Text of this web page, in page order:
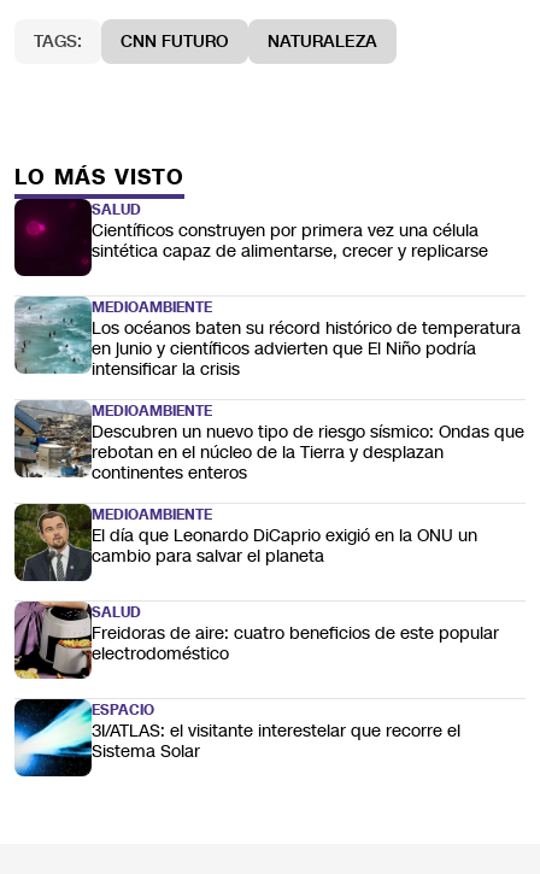
TAGS: CNN FUTURO NATURALEZA
LO MÁS VISTO
SALUD
Científicos construyen por primera vez una célula
sintética capaz de alimentarse, crecer y replicarse
MEDIOAMBIENTE
Los océanos baten su récord histórico de temperatura
en junio y científicos advierten que El Niño podría
intensificar la crisis
MEDIOAMBIENTE
Descubren un nuevo tipo de riesgo sísmico: Ondas que
rebotan en el núcleo de la Tierra y desplazan
continentes enteros
MEDIOAMBIENTE
El día que Leonardo DiCaprio exigió en la ONU un
cambio para salvar el planeta
SALUD
Freidoras de aire: cuatro beneficios de este popular
electrodoméstico
ESPACIO
3I/ATLAS: el visitante interestelar que recorre el
Sistema Solar